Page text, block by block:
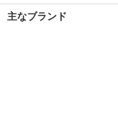
主なブランド